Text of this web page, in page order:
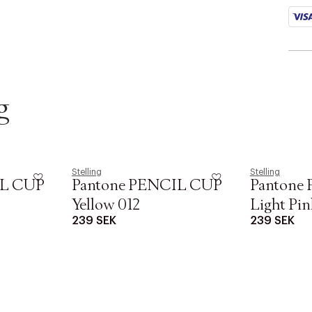
i
o
n
CUP
Stelling
Pantone PENCIL CUP
Yellow 012
239 SEK
Stelling
Pantone
Light
239 SEK